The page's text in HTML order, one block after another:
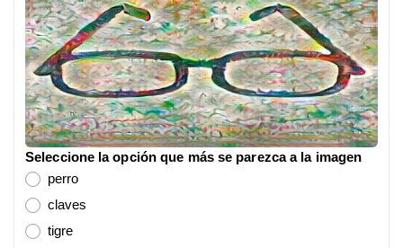
Seleccione la opción que más se parezca a la imagen
perro
claves
tigre